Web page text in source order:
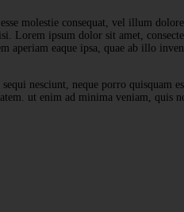
molestie consequat, vel illum
Lorem ipsum dolor sit amet,
aperiam eaque ipsa, quae ab illo
nesciunt, neque porro
ut enim ad minima veniam, quis